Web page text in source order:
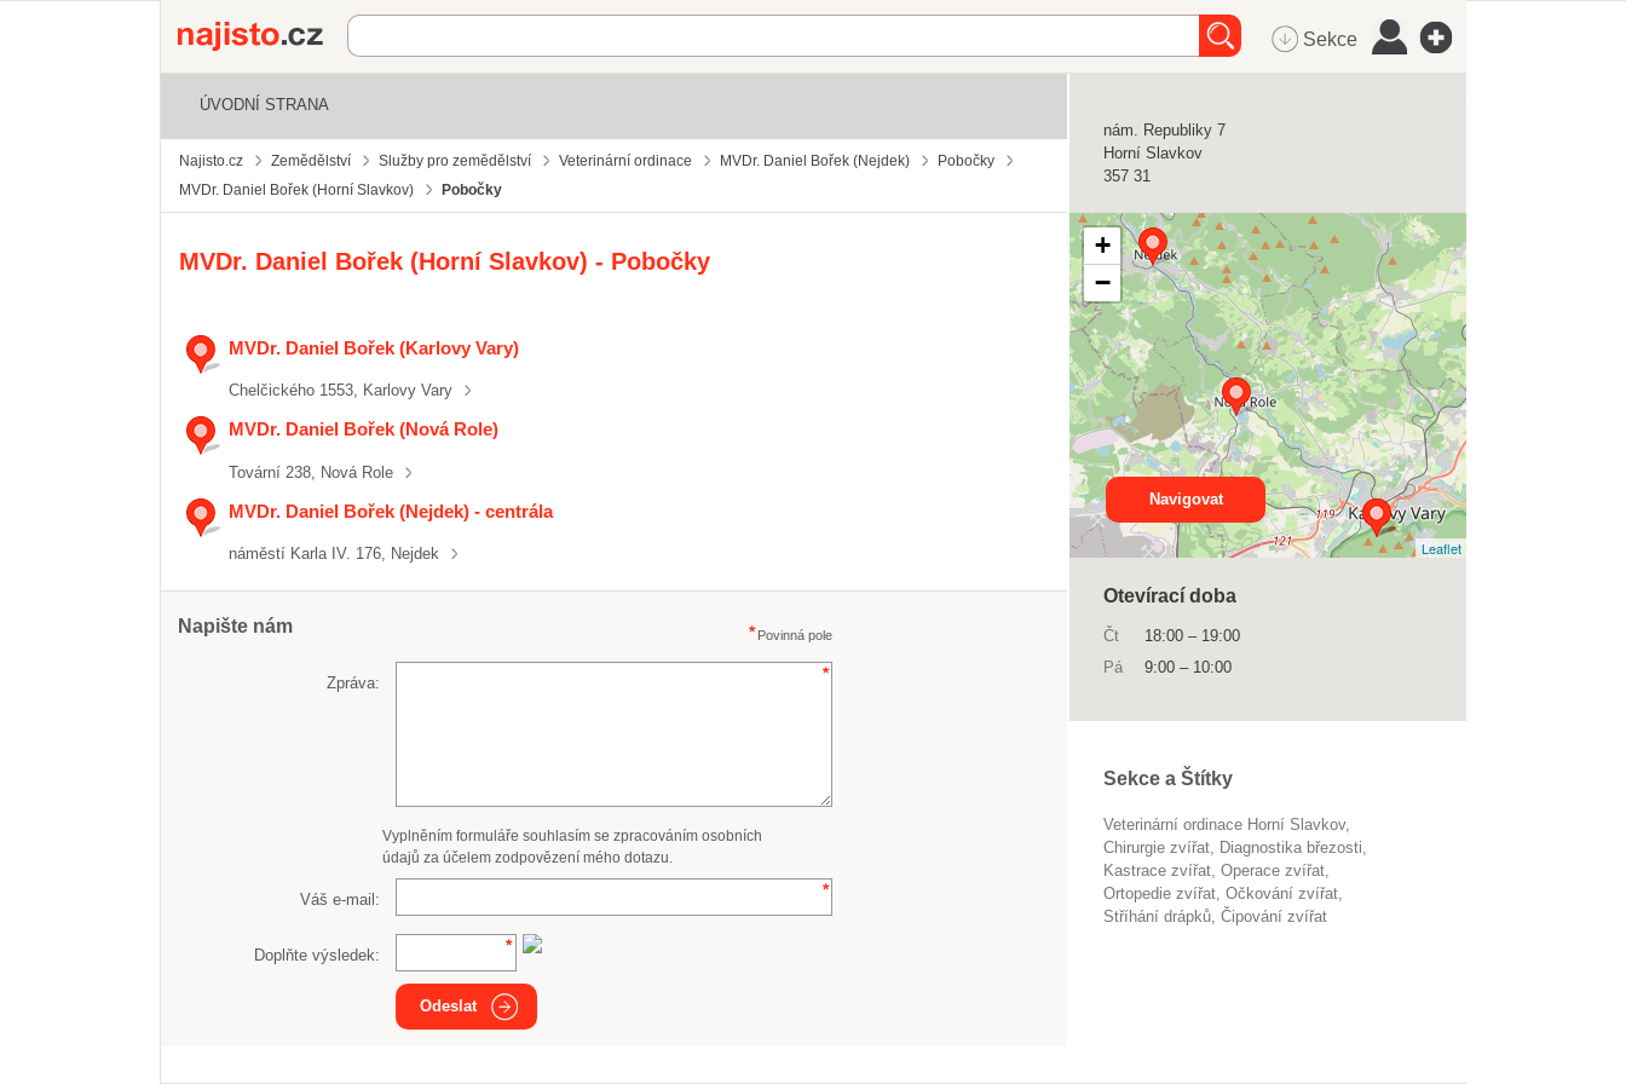
Najisto.cz Sekce
ÚVODNÍ STRANA
Najisto.cz Zemědělství Služby pro zemědělství Veterinární ordinace MVDr. Daniel Bořek (Nejdek)
Pobočky
MVDr. Daniel Bořek (Horní Slavkov)
Pobočky
MVDr. Daniel Bořek (Horní Slavkov) - Pobočky
MVDr. Daniel Bořek (Karlovy Vary)
Chelčického 1553, Karlovy Vary
MVDr. Daniel Bořek (Nová Role)
Tovární 238, Nová Role
MVDr. Daniel Bořek (Nejdek) - centrála
náměstí Karla IV. 176, Nejdek
Napište nám Povinná pole
Zpráva:
Vyplněním formuláře souhlasím se zpracováním osobních
údajů za účelem zodpovězení mého dotazu.
Váš e-mail:
Doplňte výsledek:
Odeslat
nám. Republiky 7
Horní Slavkov
357 31
+
−
Leaflet
Navigovat
Otevírací doba
Čt 18:00 – 19:00
Pá
9:00 – 10:00
Sekce a Štítky
Veterinární ordinace Horní Slavkov
chirurgie zvířat
diagnostika březosti
kastrace zvířat
operace zvířat
ortopedie zvířat
očkování zvířat
stříhání drápků
čipování zvířat